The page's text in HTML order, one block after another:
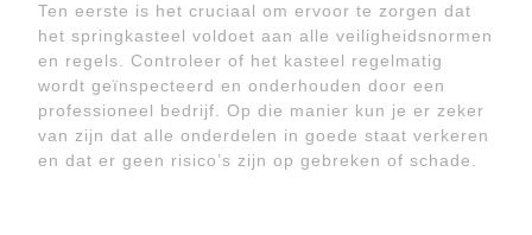
Ten eerste is het cruciaal om ervoor te zorgen dat
het springkasteel voldoet aan alle veiligheidsnormen
en regels. Controleer of het kasteel regelmatig
wordt geïnspecteerd en onderhouden door een
professioneel bedrijf. Op die manier kun je er zeker
van zijn dat alle onderdelen in goede staat verkeren
en dat er geen risico’s zijn op gebreken of schade.